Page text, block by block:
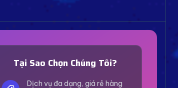
Tại Sao Chọn Chúng Tôi?
Dịch vụ đa dạng, giá rẻ hàng
Trợ Lý Hỗ Trợ
Luôn sẵn sàng giải đáp thắc mắc
Vui lòng chọn phương thức hỗ trợ phù hợp với nhu
cầu của bạn.